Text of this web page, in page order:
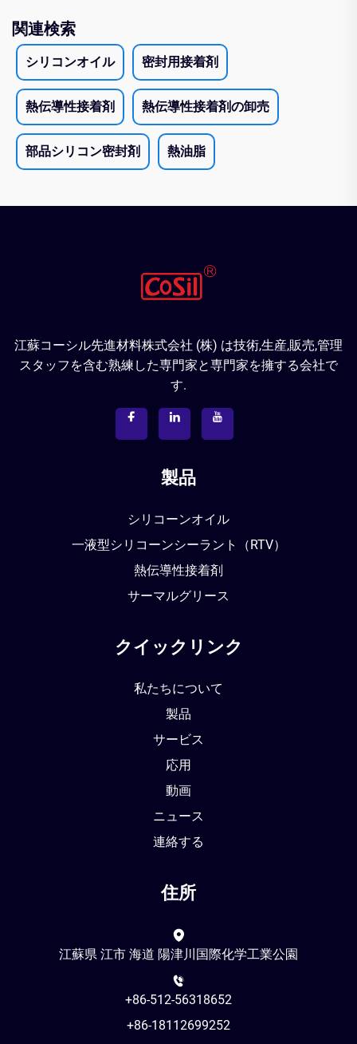
関連検索
シリコンオイル 密封用接着剤
熱伝導性接着剤 熱伝導性接着剤の卸売
部品シリコン密封剤 熱油脂
江蘇コーシル先進材料株式会社 (株) は技術,生産,販売,管理
スタッフを含む熟練した専門家と専門家を擁する会社で
す.
製品
シリコーンオイル
一液型シリコーンシーラント（RTV）
熱伝導性接着剤
サーマルグリース
クイックリンク
私たちについて
製品
サービス
応用
動画
ニュース
連絡する
住所
江蘇県 江市 海道 陽津川国際化学工業公園
+86-512-56318652
+86-18112699252